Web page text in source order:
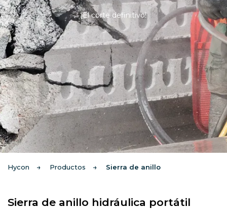
¡El corte definitivo!
Hycon Productos Sierra de anillo
Sierra de anillo hidráulica portátil